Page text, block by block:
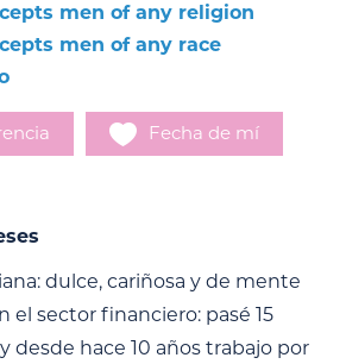
men of any religion
men of any race
Fecha de mí
dulce, cariñosa y de mente
el sector financiero: pasé 15
desde hace 10 años trabajo por